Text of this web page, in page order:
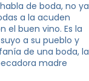
de boda, no ya
a la acuden
el buen vino. Es la
a su pueblo y
de una boda, la
madre